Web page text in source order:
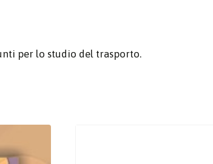
per lo studio del trasporto.